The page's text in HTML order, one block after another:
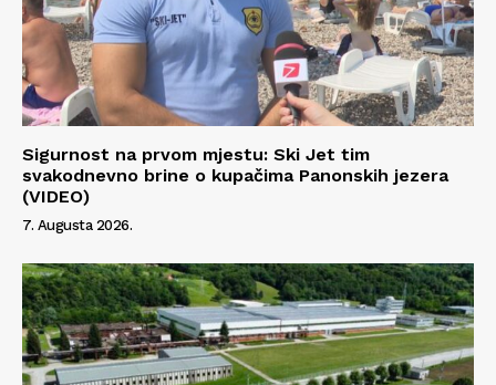
Info
O nama
Sigurnost na prvom mjestu: Ski Jet tim
svakodnevno brine o kupačima Panonskih jezera
(VIDEO)
7. Augusta 2026.